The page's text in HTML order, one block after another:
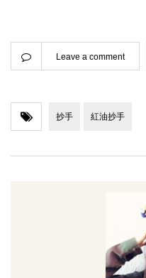
Leave a comment
抄手 紅油抄手